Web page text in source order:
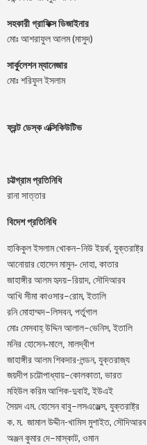
সহকারী গ্রাফিক্স ডিজাইনার
মোঃ আশরাফুল আলম (মাসুদ)
সার্কুলেশন ম্যানেজার
মোঃ শরিফুল ইসলাম
ফ্রন্ট ডেস্ক এক্সিকিউটিভ
চট্টগ্রাম প্রতিনিধি
রানা সাত্তার
বিদেশ প্রতিনিধি
হাকিকুল ইসলাম খোকন–নিউ ইয়র্ক, যুক্তরাষ্ট্র
আনোয়ার হোসেন মামুন- দোহা, কাতার
জাহাঙ্গীর আলম হৃদয়–রিয়াদ, সৌদিআরব
আখি সীমা কাওসার–রোম,ইতালি
রনি মোহাম্মদ–লিসবন, পর্তুগাল
মোঃ মেসবাহ্ উদ্দিন আলাল–ভেনিস,ইতালি
মনির হোসেন-মালে, মালদ্বীপ
জাহাঙ্গীর আলম শিকদার-লন্ডন, যুক্তরাজ্য
জয়দীপ চট্টোপাধ্যায়–কোলকাতা, ভারত
মহিউল করিম আশিক-দুবাই, ইউএই
সৈয়দ এম. হোসেন বাবু–লসএঞ্জেল্স, যুক্তরাষ্ট্র
ক. ম. জামাল উদ্দীন-খামিস মুশাইত, সৌদিআরব
অঞ্জন কুমার দে–মাস্কাট, ওমান